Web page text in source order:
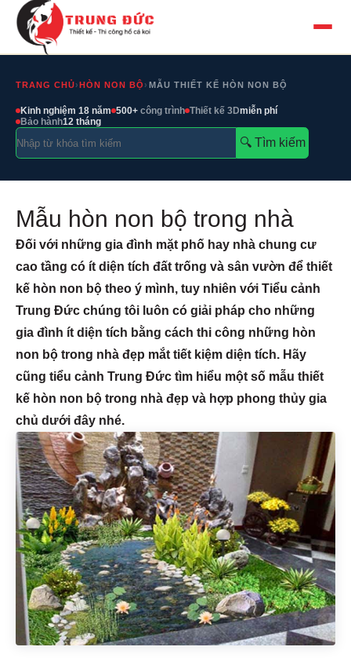
TRANG CHỦ›HÒN NON BỘ › MẪU THIẾT KẾ HÒN NON BỘ
Kinh nghiệm 18 năm 500+ công trình Thiết kế 3Dmiễn phí
Bảo hành12 tháng
🔍︎ Tìm kiếm
Mẫu hòn non bộ trong nhà
Đối với những gia đình mặt phố hay nhà chung cư
cao tầng có ít diện tích đất trống và sân vườn để thiết
kế hòn non bộ theo ý mình, tuy nhiên với Tiểu cảnh
Trung Đức chúng tôi luôn có giải pháp cho những
gia đình ít diện tích bằng cách thi công những hòn
non bộ trong nhà đẹp mắt tiết kiệm diện tích. Hãy
cũng tiểu cảnh Trung Đức tìm hiểu một số mẫu thiết
kế hòn non bộ trong nhà đẹp và hợp phong thủy gia
chủ dưới đây nhé.